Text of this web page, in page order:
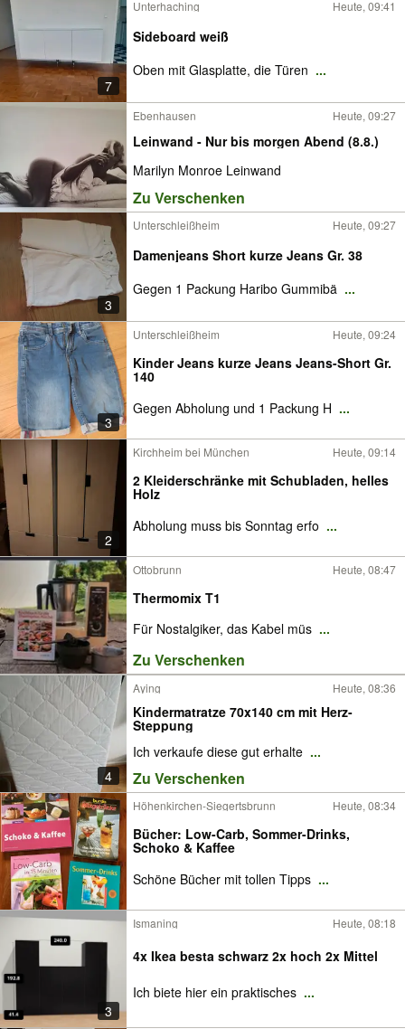
7
Unterhaching Heute, 09:41
Sideboard weiß
Oben mit Glasplatte, die Türen ...
Ebenhausen Heute, 09:27
Leinwand - Nur bis morgen Abend (8.8.)
Marilyn Monroe Leinwand
Zu Verschenken
3
Unterschleißheim Heute, 09:27
Damenjeans Short kurze Jeans Gr. 38
Gegen 1 Packung Haribo Gummibä ...
3
Unterschleißheim Heute, 09:24
Kinder Jeans kurze Jeans Jeans-Short Gr.
140
Gegen Abholung und 1 Packung H ...
2
Kirchheim bei München Heute, 09:14
2 Kleiderschränke mit Schubladen, helles
Holz
Abholung muss bis Sonntag erfo ...
Ottobrunn Heute, 08:47
Thermomix T1
Für Nostalgiker, das Kabel müs ...
Zu Verschenken
4
Aying Heute, 08:36
Kindermatratze 70x140 cm mit Herz-
Steppung
Ich verkaufe diese gut erhalte ...
Zu Verschenken
Höhenkirchen-Siegertsbrunn Heute, 08:34
Bücher: Low-Carb, Sommer-Drinks,
Schoko & Kaffee
Schöne Bücher mit tollen Tipps ...
3
Ismaning Heute, 08:18
4x Ikea besta schwarz 2x hoch 2x Mittel
Ich biete hier ein praktisches ...